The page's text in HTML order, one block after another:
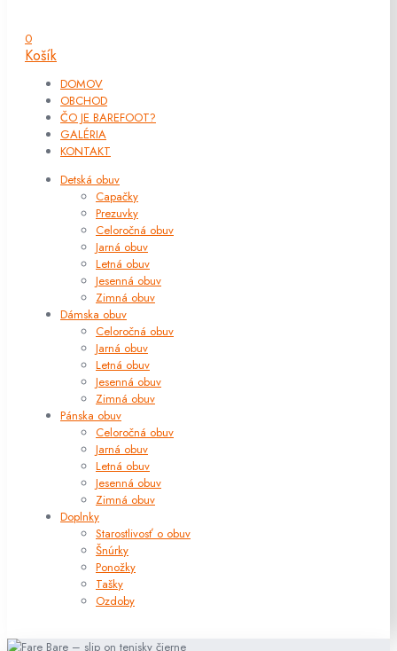
0
Košík
DOMOV
OBCHOD
ČO JE BAREFOOT?
GALÉRIA
KONTAKT
Detská obuv
Capačky
Prezuvky
Celoročná obuv
Jarná obuv
Letná obuv
Jesenná obuv
Zimná obuv
Dámska obuv
Celoročná obuv
Jarná obuv
Letná obuv
Jesenná obuv
Zimná obuv
Pánska obuv
Celoročná obuv
Jarná obuv
Letná obuv
Jesenná obuv
Zimná obuv
Doplnky
Starostlivosť o obuv
Šnúrky
Ponožky
Tašky
Ozdoby